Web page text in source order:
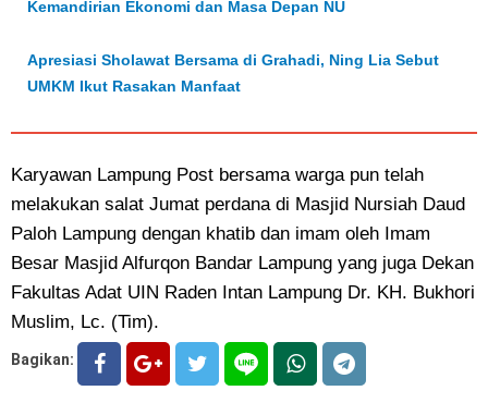
Kemandirian Ekonomi dan Masa Depan NU
Apresiasi Sholawat Bersama di Grahadi, Ning Lia Sebut
UMKM Ikut Rasakan Manfaat
Karyawan Lampung Post bersama warga pun telah
melakukan salat Jumat perdana di Masjid Nursiah Daud
Paloh Lampung dengan khatib dan imam oleh Imam
Besar Masjid Alfurqon Bandar Lampung yang juga Dekan
Fakultas Adat UIN Raden Intan Lampung Dr. KH. Bukhori
Muslim, Lc. (Tim).
Bagikan: